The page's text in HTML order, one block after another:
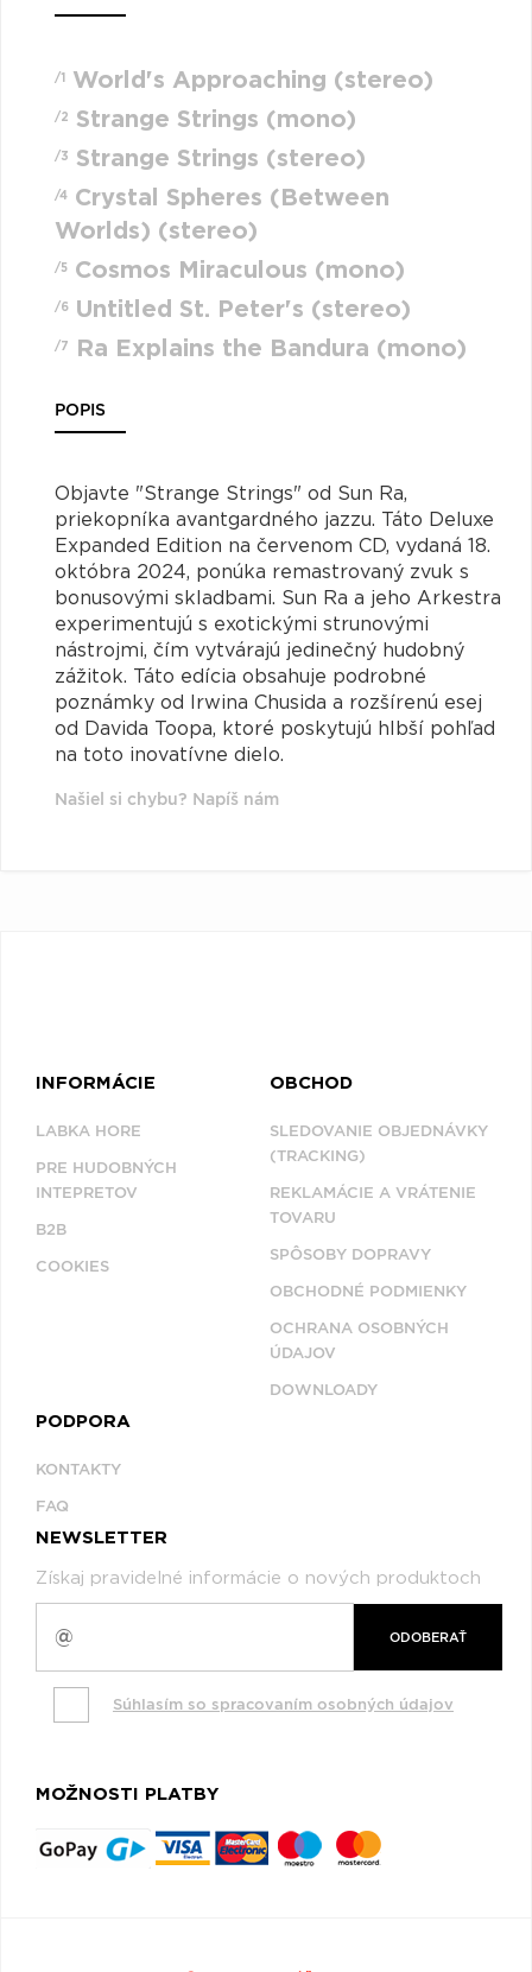
/1 World's Approaching (stereo)
/2 Strange Strings (mono)
/3 Strange Strings (stereo)
/4
Crystal Spheres (Between
Worlds) (stereo)
/5 Cosmos Miraculous (mono)
/6 Untitled St. Peter's (stereo)
/7 Ra Explains the Bandura (mono)
POPIS
Objavte "Strange Strings" od Sun Ra,
priekopníka avantgardného jazzu. Táto Deluxe
Expanded Edition na červenom CD, vydaná 18.
októbra 2024, ponúka remastrovaný zvuk s
bonusovými skladbami. Sun Ra a jeho Arkestra
experimentujú s exotickými strunovými
nástrojmi, čím vytvárajú jedinečný hudobný
zážitok. Táto edícia obsahuje podrobné
poznámky od Irwina Chusida a rozšírenú esej
od Davida Toopa, ktoré poskytujú hlbší pohľad
na toto inovatívne dielo.
Našiel si chybu? Napíš nám
INFORMÁCIE
LABKA HORE
PRE HUDOBNÝCH
INTEPRETOV
B2B
COOKIES
OBCHOD
SLEDOVANIE OBJEDNÁVKY
(TRACKING)
REKLAMÁCIE A VRÁTENIE
TOVARU
SPÔSOBY DOPRAVY
OBCHODNÉ PODMIENKY
OCHRANA OSOBNÝCH
ÚDAJOV
DOWNLOADY
PODPORA
KONTAKTY
FAQ
NEWSLETTER
Získaj pravidelné informácie o nových produktoch
ODOBERAŤ
Súhlasím so spracovaním osobných údajov
MOŽNOSTI PLATBY